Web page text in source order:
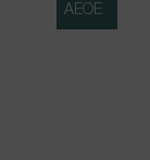
AEOE